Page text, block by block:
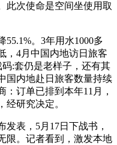
此次使命是空间坐使用取
。3年用水1000多
，4月中国内地访日旅客
:套仍是老样子，还有其
国内地赴日旅客数量持续
订单已排到本年11月，
经研究决定。
表，5月17日下战书，
限。记者看到，激发本地